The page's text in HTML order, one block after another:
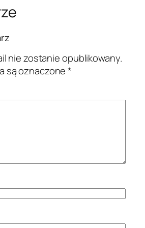
nie zostanie opublikowany.
są oznaczone*